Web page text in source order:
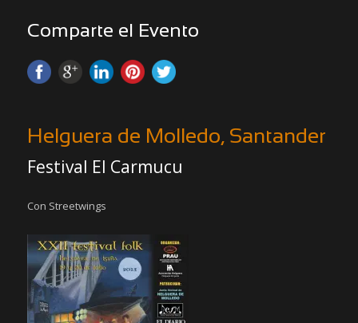
Comparte el Evento
Helguera de Molledo, Santander
Festival El Carmucu
Con Streetwings